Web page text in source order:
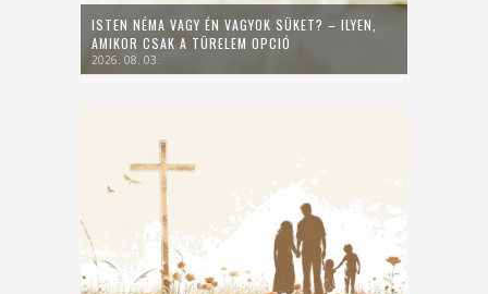
ISTEN NÉMA VAGY ÉN VAGYOK SÜKET? – ILYEN,
AMIKOR CSAK A TÜRELEM OPCIÓ
2026. 08. 03.